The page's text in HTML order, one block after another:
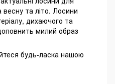
весну та літо. Лосини
дихаючого та
милий образ
будь-ласка нашою